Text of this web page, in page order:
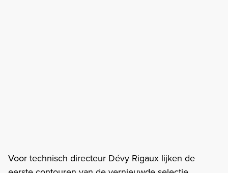
Voor technisch directeur Dévy Rigaux lijken de